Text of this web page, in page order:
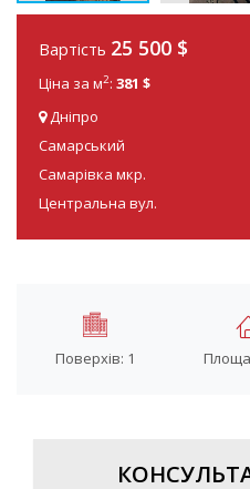
Вартість 25 500 $
Ціна за м2: 381 $
Дніпро
Самарський
Самарівка мкр.
Центральна вул.
Поверхів: 1